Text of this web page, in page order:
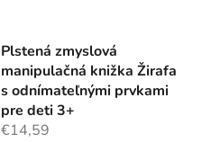
Plstená zmyslová
manipulačná knižka Žirafa
s odnímateľnými prvkami
pre deti 3+
€14,59